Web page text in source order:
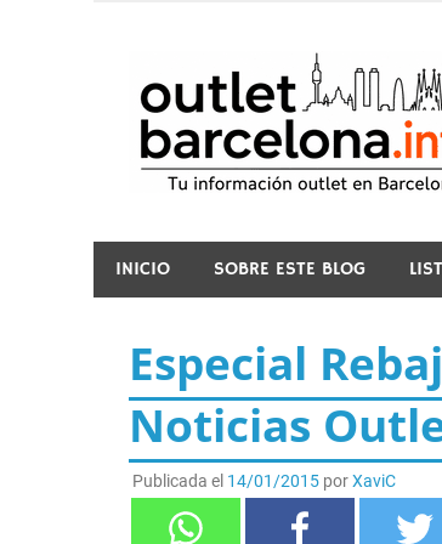
INICIO SOBRE ESTE BLOG
Especial
Noticias
Publicada el 14/01/2015porXaviC